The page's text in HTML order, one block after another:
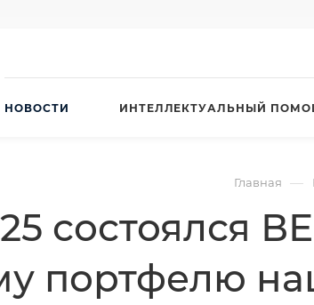
НОВОСТИ ИНТЕЛЛЕКТУАЛЬНЫЙ
Главная —
состоялся
портфелю